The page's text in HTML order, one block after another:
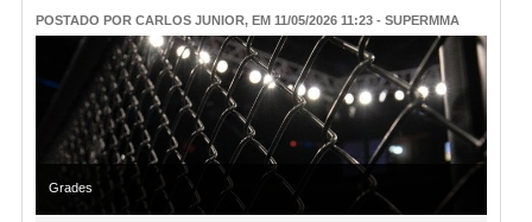
POSTADO POR CARLOS JUNIOR, EM 11/05/2026 11:23 - SUPERMMA
Grades